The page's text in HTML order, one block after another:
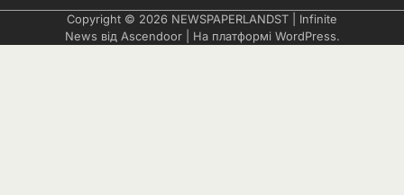
Copyright © 2026 NEWSPAPERLANDST | Infinite
News від Ascendoor| На платформі WordPress.